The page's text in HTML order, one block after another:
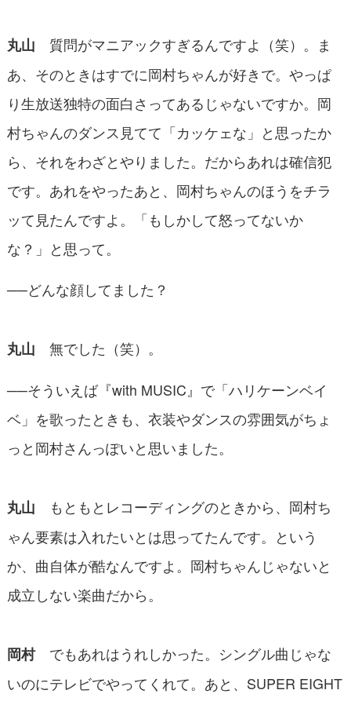
丸山 質問がマニアックすぎるんですよ（笑）。ま
あ、そのときはすでに岡村ちゃんが好きで。やっぱ
り生放送独特の面白さってあるじゃないですか。岡
村ちゃんのダンス見てて「カッケェな」と思ったか
ら、それをわざとやりました。だからあれは確信犯
です。あれをやったあと、岡村ちゃんのほうをチラ
ッて見たんですよ。「もしかして怒ってないか
な？」と思って。
──どんな顔してました？
丸山 無でした（笑）。
──そういえば『with MUSIC』で「ハリケーンベイ
ベ」を歌ったときも、衣装やダンスの雰囲気がちょ
っと岡村さんっぽいと思いました。
丸山 もともとレコーディングのときから、岡村ち
ゃん要素は入れたいとは思ってたんです。という
か、曲自体が酷なんですよ。岡村ちゃんじゃないと
成立しない楽曲だから。
岡村でもあれはうれしかった。シングル曲じゃな
いのにテレビでやってくれて。あと、SUPER EIGHT